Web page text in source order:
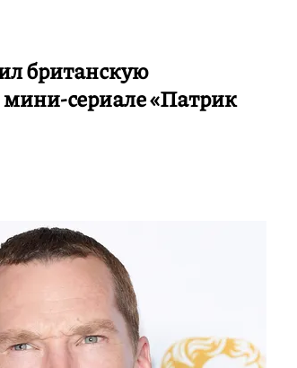
британскую
сериале «Патрик